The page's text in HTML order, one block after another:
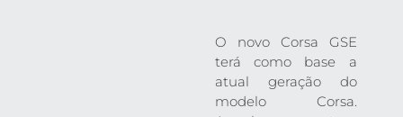
O novo Corsa GSE
terá como base a
atual geração do
modelo Corsa.